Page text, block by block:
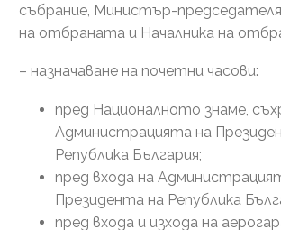
събрание, Министър-
на отбраната и Началника на
– назначаване на почетни часови:
пред Националното знаме,
Администрацията на
Република България;
пред входа на
Президента на Република
пред входа и изхода на